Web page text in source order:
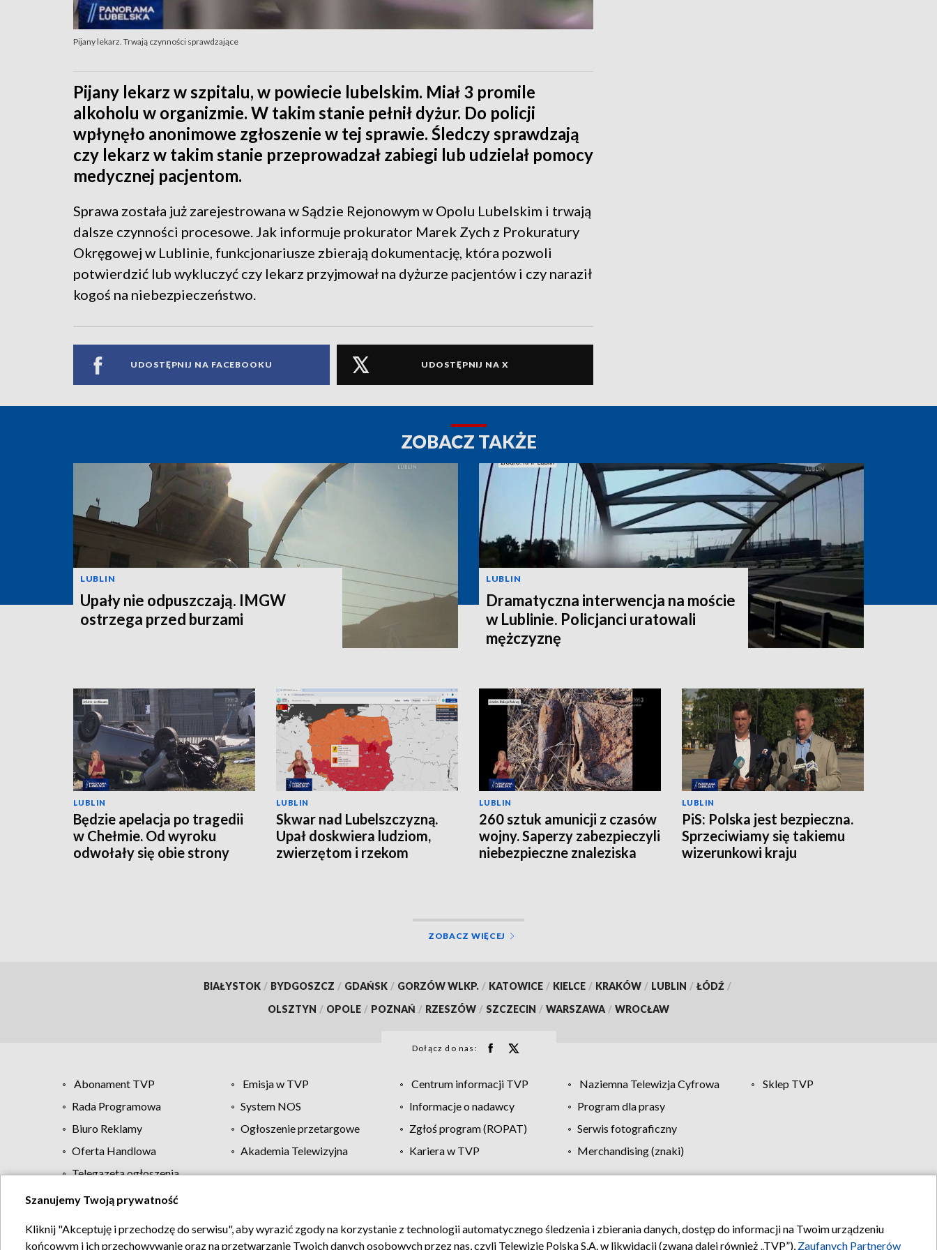
Pijany lekarz. Trwają czynności sprawdzające
Pijany lekarz w szpitalu, w powiecie lubelskim. Miał 3 promile
alkoholu w organizmie. W takim stanie pełnił dyżur. Do policji
wpłynęło anonimowe zgłoszenie w tej sprawie. Śledczy sprawdzają
czy lekarz w takim stanie przeprowadzał zabiegi lub udzielał pomocy
medycznej pacjentom.
Sprawa została już zarejestrowana w Sądzie Rejonowym w Opolu Lubelskim i trwają
dalsze czynności procesowe. Jak informuje prokurator Marek Zych z Prokuratury
Okręgowej w Lublinie, funkcjonariusze zbierają dokumentację, która pozwoli
potwierdzić lub wykluczyć czy lekarz przyjmował na dyżurze pacjentów i czy naraził
kogoś na niebezpieczeństwo.
UDOSTĘPNIJ NA FACEBOOKU UDOSTĘPNIJ NA X
ZOBACZ TAKŻE
LUBLIN
Upały nie odpuszczają. IMGW
ostrzega przed burzami
LUBLIN
Dramatyczna interwencja na moście
w Lublinie. Policjanci uratowali
mężczyznę
LUBLIN
Będzie apelacja po tragedii
w Chełmie. Od wyroku
odwołały się obie strony
LUBLIN
Skwar nad Lubelszczyzną.
Upał doskwiera ludziom,
zwierzętom i rzekom
LUBLIN
260 sztuk amunicji z czasów
wojny. Saperzy zabezpieczyli
niebezpieczne znaleziska
LUBLIN
PiS: Polska jest bezpieczna.
Sprzeciwiamy się takiemu
wizerunkowi kraju
ZOBACZ WIĘCEJ
BIAŁYSTOK / BYDGOSZCZ / GDAŃSK / GORZÓW WLKP. / KATOWICE / KIELCE / KRAKÓW / LUBLIN / ŁÓDŹ /
OLSZTYN / OPOLE / POZNAŃ / RZESZÓW / SZCZECIN / WARSZAWA / WROCŁAW
Dołącz do nas:
Abonament TVP Emisja w TVP Centrum informacji TVP Naziemna Telewizja Cyfrowa
Sklep TVP
Rada Programowa
System NOS Informacje o nadawcy
Program dla prasy
Biuro Reklamy
Ogłoszenie przetargowe Zgłoś program (ROPAT)
Serwis fotograficzny
Oferta Handlowa
Akademia Telewizyjna Kariera w TVP
Merchandising (znaki)
Telegazeta ogłoszenia
Regulamin TVP Polityka prywatności Moje zgody Pomoc Biuro reklamy Kontakt
Szanujemy Twoją prywatność
Kliknij "Akceptuję i przechodzę do serwisu", aby wyrazić zgody na korzystanie z technologii automatycznego śledzenia i zbierania danych, dostęp do informacji na Twoim urządzeniu
końcowym i ich przechowywanie oraz na przetwarzanie Twoich danych osobowych przez nas, czyli Telewizję Polską S.A. w likwidacji (zwaną dalej również „TVP”), Zaufanych Partnerów